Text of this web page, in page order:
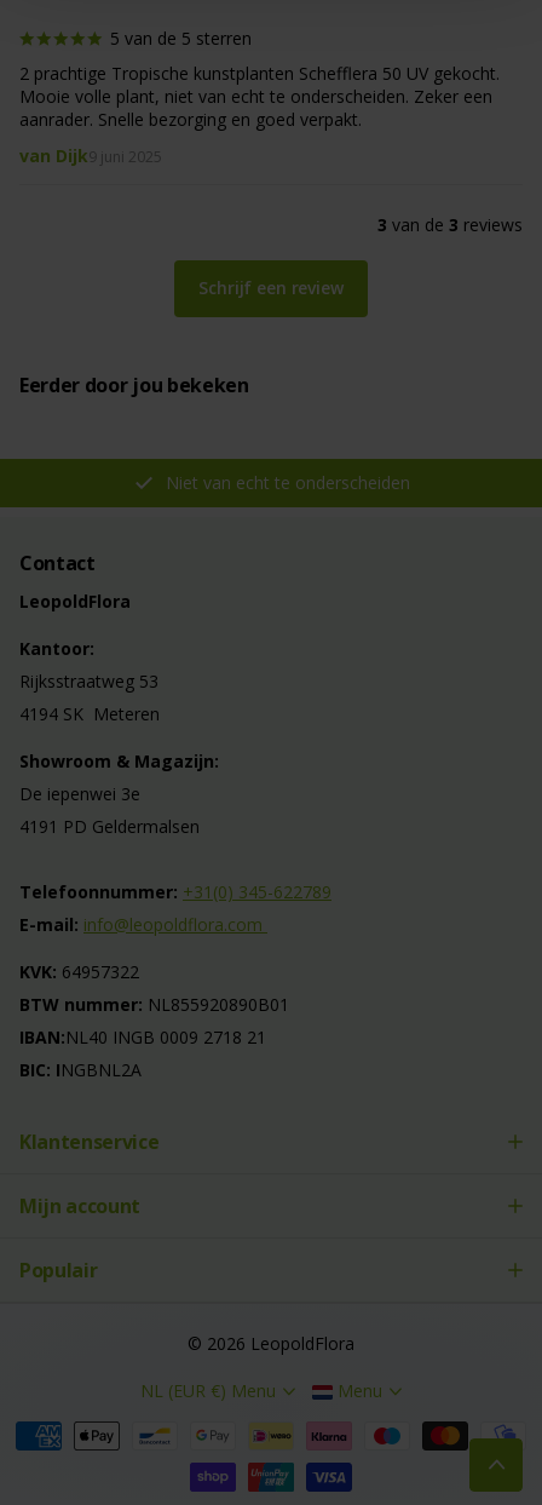
5 van de 5 sterren
2 prachtige Tropische kunstplanten Schefflera 50 UV gekocht.
Mooie volle plant, niet van echt te onderscheiden. Zeker een
aanrader. Snelle bezorging en goed verpakt.
van Dijk9 juni 2025
3 van de 3 reviews
Schrijf een review
Eerder door jou bekeken
Niet van echt te onderscheiden
Klantenservice
Mijn account
Populair
Contact
LeopoldFlora
Kantoor:
Rijksstraatweg 53
4194 SK Meteren
Showroom & Magazijn:
De iepenwei 3e
4191 PD Geldermalsen
Telefoonnummer: +31(0) 345-622789
E-mail: info@leopoldflora.com
KVK: 64957322
BTW nummer: NL855920890B01
IBAN:NL40 INGB 0009 2718 21
BIC: INGBNL2A
© 2026 LeopoldFlora
NL (EUR €) Menu Menu